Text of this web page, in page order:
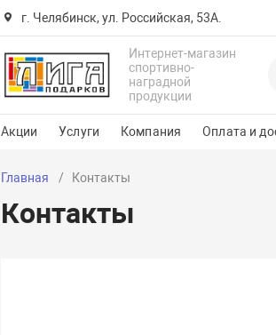
г. Челябинск, ул. Российская, 53А.
Интернет-магазин
спортивно-
наградной
продукции
Акции Услуги Компания Оплата и
Главная Контакты
Контакты